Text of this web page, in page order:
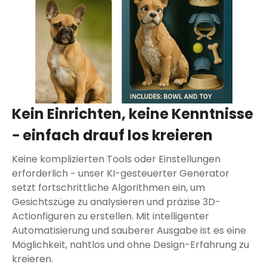
Kein Einrichten, keine Kenntnisse
− einfach drauf los kreieren
Keine komplizierten Tools oder Einstellungen
erforderlich − unser KI-gesteuerter Generator
setzt fortschrittliche Algorithmen ein, um
Gesichtszüge zu analysieren und präzise 3D-
Actionfiguren zu erstellen. Mit intelligenter
Automatisierung und sauberer Ausgabe ist es eine
Möglichkeit, nahtlos und ohne Design-Erfahrung zu
kreieren.